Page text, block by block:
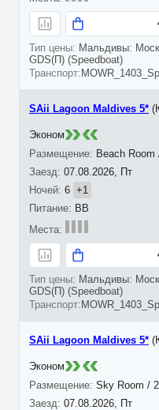
Мальдивы:
GDS(П) (Speedboat)
07.08.2026, Пт
6 +1
SAii Lagoon Maldives 5*
Beach Room
BB
Мальдивы:
GDS(П) (Speedboat)
Эконом
07.08.2026, Пт
SAii Lagoon Maldives 5*
Sky Room /
Эконом